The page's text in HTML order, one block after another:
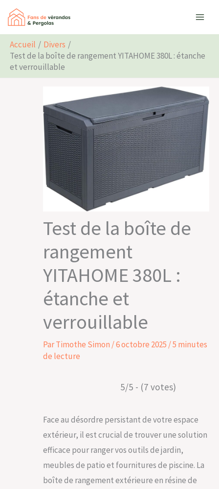
Aller
contenu
Accueil
Divers
Test de la boîte de rangement YITAHOME 380L : étanche
et verrouillable
Test de la boîte de
rangement
YITAHOME 380L :
étanche et
verrouillable
ParTimothe Simon /6 octobre 2025 /5 minutes
de lecture
5/5 - (7 votes)
Face au désordre persistant de votre espace
extérieur, il est crucial de trouver une solution
efficace pour ranger vos outils de jardin,
meubles de patio et fournitures de piscine. La
boîte de rangement extérieure en résine de
Rechercher